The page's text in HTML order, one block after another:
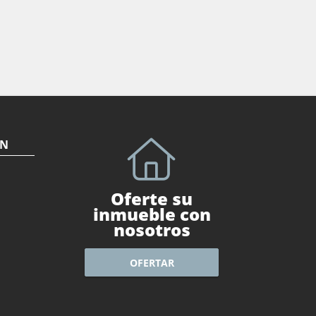
Oferte su
inmueble con
nosotros
OFERTAR